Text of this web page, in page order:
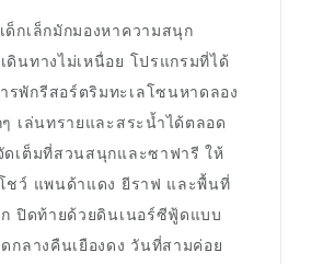
ด็กเล็กมักมองหาความสนุก
ดินทางไม่เหนื่อย โปรแกรมที่ได้
รพักรีสอร์ตริมทะเลโซนหาดลอง
เล่นทรายและสระน้ำได้ตลอด
เต็มที่สวนสนุกและซาฟารี ให้
ชว์ แพนด้าแดง ยีราฟ และพื้นที่
ก ปิดท้ายด้วยดินเนอร์ซีฟู้ดแบบ
กลางคืนเยืองดง วันที่สามค่อย